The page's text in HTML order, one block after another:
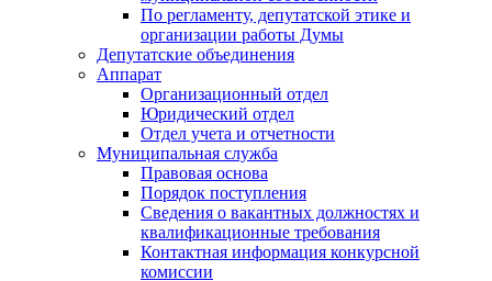
По регламенту, депутатской этике и
организации работы Думы
Депутатские объединения
Аппарат
Организационный отдел
Юридический отдел
Отдел учета и отчетности
Муниципальная служба
Правовая основа
Порядок поступления
Сведения о вакантных должностях и
квалификационные требования
Контактная информация конкурсной
комиссии